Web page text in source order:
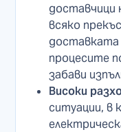
доставчици
всяко
доставката
процесите
забави
Високи
ситуации, в